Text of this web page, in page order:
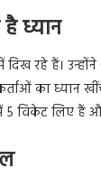
ध्यान
रहे हैं।
का ध्यान
लिए हैं